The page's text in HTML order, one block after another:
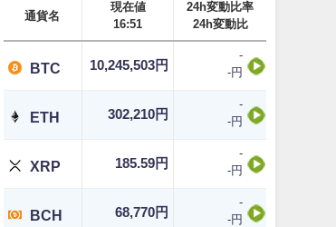
通貨名
現在値
16:51
24h変動比率
24h変動比
BTC 10,245,503円
-
-円
ETH 302,210円
-
-円
XRP 185.59円
-
-円
BCH 68,770円
-
-円